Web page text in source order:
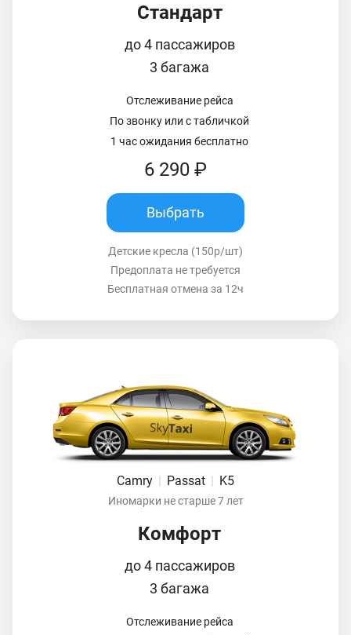
Стандарт
до 4 пассажиров
3 багажа
Отслеживание рейса
По звонку или с табличкой
1 час ожидания бесплатно
6 290 ₽
Выбрать
Детские кресла (150р/шт)
Предоплата не требуется
Бесплатная отмена за 12ч
Camry Passat K5
Иномарки не старше 7 лет
Комфорт
до 4 пассажиров
3 багажа
Отслеживание рейса